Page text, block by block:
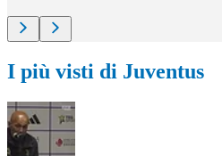
I più visti di Juventus